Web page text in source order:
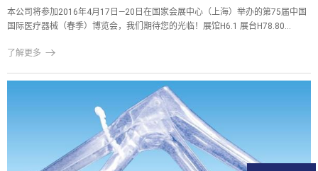
本公司将参加2016年4月17日—20日在国家会展中心（上海）举办的第75届中国
国际医疗器械（春季）博览会，我们期待您的光临！展馆H6.1 展台H78.80...
了解更多 